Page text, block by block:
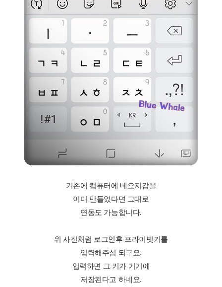
기존에 컴퓨터에 네오지갑을
이미 만들었다면 그대로
연동도 가능합니다.
위 사진처럼 로그인후 프라이빗키를
입력해주심 되구요.
입력하면 그 키가 기기에
저장된다고 하네요.